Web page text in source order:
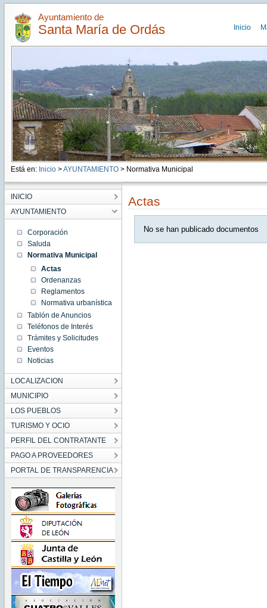
Ayuntamiento de
Santa María de Ordás Inicio
Está en: Inicio >AYUNTAMIENTO> Normativa Municipal
INICIO
AYUNTAMIENTO
Corporación
Saluda
Normativa Municipal
Actas
Ordenanzas
Reglamentos
Normativa urbanística
Tablón de Anuncios
Teléfonos de Interés
Trámites y Solicitudes
Eventos
Noticias
LOCALIZACION
MUNICIPIO
LOS PUEBLOS
TURISMO Y OCIO
PERFIL DEL CONTRATANTE
PAGO A PROVEEDORES
PORTAL DE TRANSPARENCIA
Actas
No se han publicado documentos